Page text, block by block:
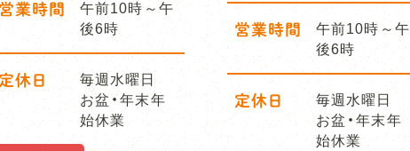
業時間
午前10時～午
後6時
休日
毎週水曜日
お盆・年末年
始休業
営業時間
午前10時～午
後6時
定休日
毎週水曜日
お盆・年末年
始休業